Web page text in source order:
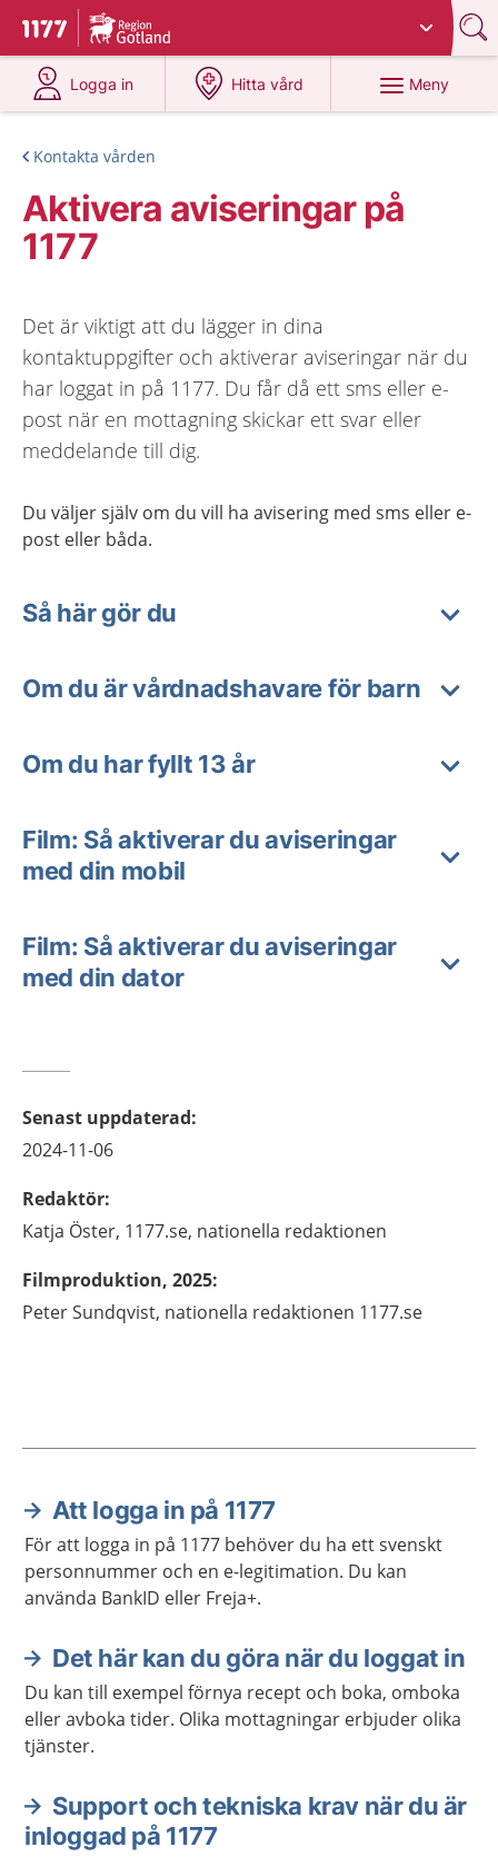
Till startsidan för 1177
Du har valt region
Logga in
på 1177.se
Hitta vård
på 1177.se
Meny
Kontakta vården
Aktivera aviseringar på
1177
Det är viktigt att du lägger in dina
kontaktuppgifter och aktiverar aviseringar när du
har loggat in på 1177. Du får då ett sms eller e-
post när en mottagning skickar ett svar eller
meddelande till dig.
Du väljer själv om du vill ha avisering med sms eller e-
post eller båda.
Så här gör du
Om du är vårdnadshavare för barn
Om du har fyllt 13 år
Film: Så aktiverar du aviseringar
med din mobil
Film: Så aktiverar du aviseringar
med din dator
Senast uppdaterad:
2024-11-06
Redaktör:
Katja Öster, 1177.se, nationella redaktionen
Filmproduktion, 2025:
Peter Sundqvist, nationella redaktionen 1177.se
Aktuella artiklar
Att logga in på 1177
För att logga in på 1177 behöver du ha ett svenskt
personnummer och en e-legitimation. Du kan
använda BankID eller Freja+.
Det här kan du göra när du loggat in
Du kan till exempel förnya recept och boka, omboka
eller avboka tider. Olika mottagningar erbjuder olika
tjänster.
Support och tekniska krav när du är
inloggad på 1177